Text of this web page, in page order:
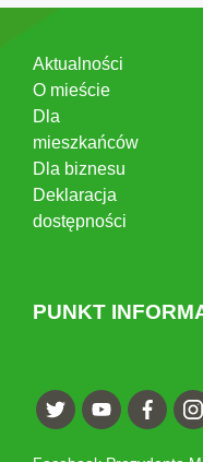
Aktualności
O mieście
Dla
mieszkańców
Dla biznesu
Deklaracja
dostępności
PUNKT